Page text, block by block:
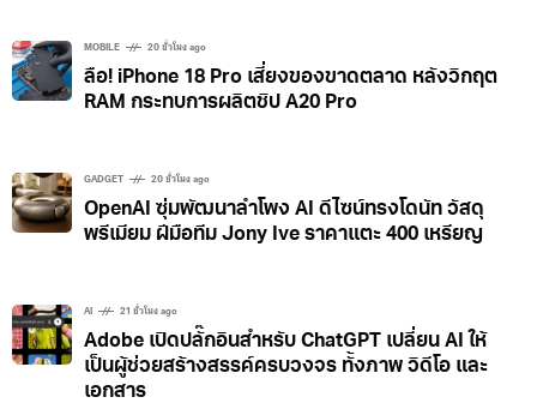
MOBILE 20 ชั่วโมง ago
ลือ! iPhone 18 Pro เสี่ยงของขาดตลาด หลังวิกฤต
RAM กระทบการผลิตชิป A20 Pro
GADGET 20 ชั่วโมง ago
OpenAI ซุ่มพัฒนาลำโพง AI ดีไซน์ทรงโดนัท วัสดุ
พรีเมียม ฝีมือทีม Jony Ive ราคาแตะ 400 เหรียญ
AI 21 ชั่วโมง ago
Adobe เปิดปลั๊กอินสำหรับ ChatGPT เปลี่ยน AI ให้
เป็นผู้ช่วยสร้างสรรค์ครบวงจร ทั้งภาพ วิดีโอ และ
เอกสาร